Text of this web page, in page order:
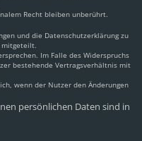
Recht bleiben unberührt.
und die Datenschutzerklärung zu
mitgeteilt.
Im Falle des Widerspruchs
bestehende Vertragsverhältnis mit
wenn der Nutzer den Änderungen
persönlichen Daten sind in